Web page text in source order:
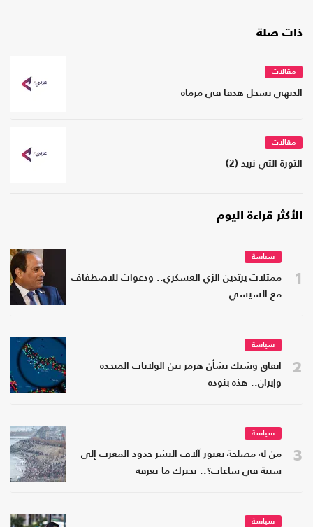
ذات صلة
مقالات
الديهي يسجل هدفا في مرماه
مقالات
الثورة التي نريد (2)
الأكثر قراءة اليوم
1
سياسة
ممثلات يرتدين الزي العسكري.. ودعوات للاصطفاف
مع السيسي
2
سياسة
اتفاق وشيك بشأن هرمز بين الولايات المتحدة
وإيران.. هذه بنوده
3
سياسة
من له مصلحة بعبور آلاف البشر حدود المغرب إلى
سبتة في ساعات؟.. نخبرك ما نعرفه
سياسة